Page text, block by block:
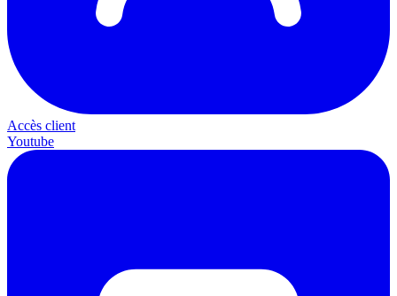
Accès client
Youtube